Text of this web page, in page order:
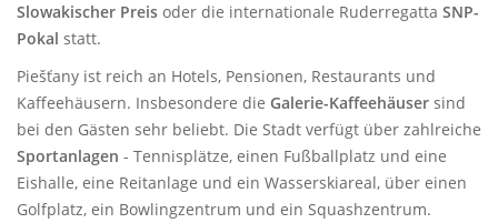
Slowakischer Preis oder die internationale Ruderregatta SNP-
Pokal statt.
Piešťany ist reich an Hotels, Pensionen, Restaurants und
Kaffeehäusern. Insbesondere die Galerie-Kaffeehäuser sind
bei den Gästen sehr beliebt. Die Stadt verfügt über zahlreiche
Sportanlagen - Tennisplätze, einen Fußballplatz und eine
Eishalle, eine Reitanlage und ein Wasserskiareal, über einen
Golfplatz, ein Bowlingzentrum und ein Squashzentrum.